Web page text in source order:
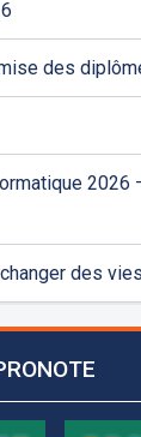
des
2026
des vies
pour
des